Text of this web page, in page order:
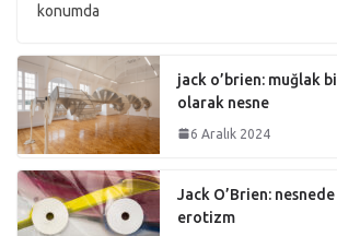
konumda
jack o’brien: muğlak
olarak nesne
6 Aralık 2024
Jack O’Brien:
erotizm